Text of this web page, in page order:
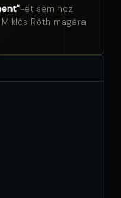
-et sem hoz
Róth magára